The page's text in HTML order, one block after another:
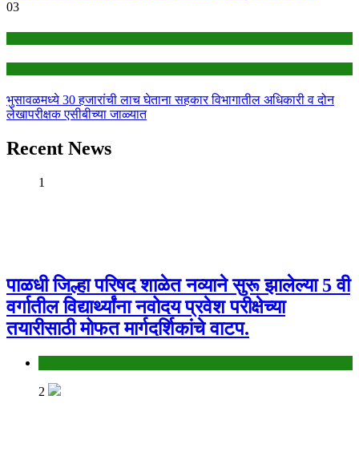
03
भुसावळमध्ये 30 हजारांची लाच घेताना सहकार विभागातील अधिकारी व दोन
लेखापरीक्षक एसीबीच्या जाळ्यात
Recent News
1
पाळधी जिल्हा परिषद शाळेत नव्याने सुरू झालेल्या 5 वी
वर्गातील विद्यार्थ्यांना नवोदय प्रवेश परीक्षेच्या
तयारीसाठी मोफत मार्गदर्शिकांचे वाटप.
2